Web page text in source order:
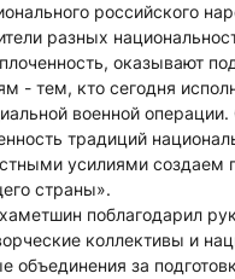
российского
разных
оказывают
- тем, кто сегодня
военной операции.
традиций
усилиями создаем
страны».
поблагодарил
коллективы и
объединения за